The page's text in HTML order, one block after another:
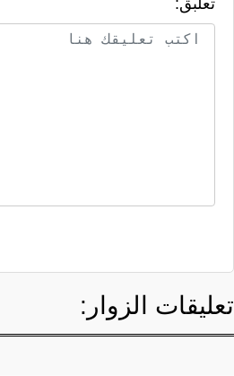
تعليقات الزوار: